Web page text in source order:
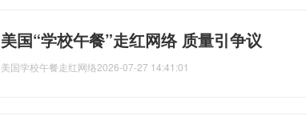
美国“学校午餐”走红网络 质量引争议
美国学校午餐走红网络2026-07-27 14:41:01